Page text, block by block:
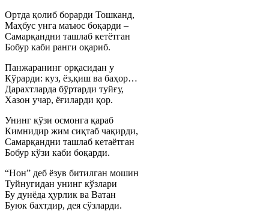
Ортда қолиб борарди Тошканд,
Маҳбус унга маъюс боқарди –
Самарқандни ташлаб кетётган
Бобур каби ранги оқариб.
Панжаранинг орқасидан у
Кўрарди: куз, ёз,қиш ва баҳор…
Дарахтларда бўртарди туйғу,
Хазон учар, ёғиларди қор.
Унинг кўзи осмонга қараб
Кимнидир жим сиқтаб чақирди,
Самарқандни ташлаб кетаётган
Бобур кўзи каби боқарди.
“Нон” деб ёзув битилган мошин
Туйнугидан унинг кўзлари
Бу дунёда ҳурлик ва Ватан
Буюк бахтдир, дея сўзларди.